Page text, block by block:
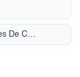
Avenida Professora Virgilia Rodrigues Alves De Car, Palmas do Tremembé